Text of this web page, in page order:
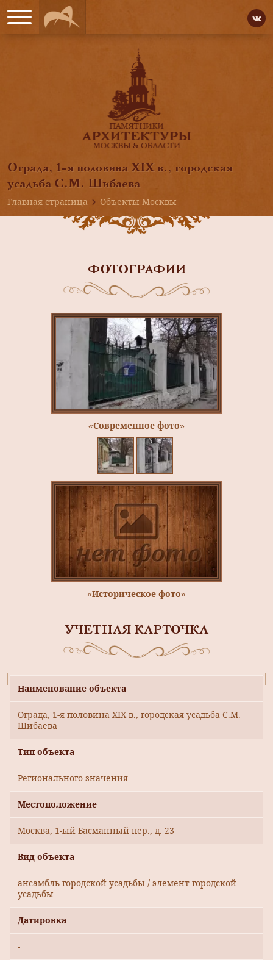
Ограда, 1-я половина XIX в., городская
усадьба С.М. Шибаева
Главная страница
Объекты Москвы
ФОТОГРАФИИ
«Современное фото»
«Историческое фото»
УЧЕТНАЯ КАРТОЧКА
Наименование объекта
Ограда, 1-я половина XIX в., городская усадьба С.М.
Шибаева
Тип объекта
Регионального значения
Местоположение
Москва, 1-ый Басманный пер., д. 23
Вид объекта
ансамбль городской усадьбы / элемент городской
усадьбы
Датировка
-